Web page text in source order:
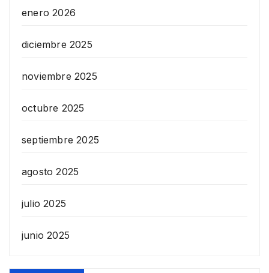
enero 2026
diciembre 2025
noviembre 2025
octubre 2025
septiembre 2025
agosto 2025
julio 2025
junio 2025